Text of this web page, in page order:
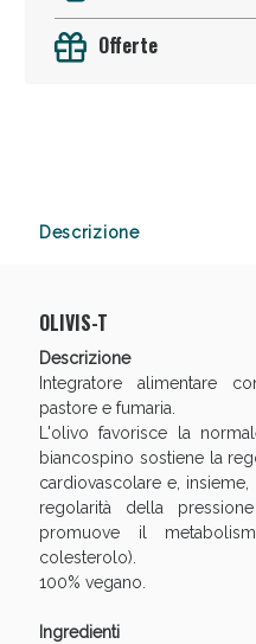
Offerte
Descrizione
OLIVIS-T
Descrizione
Integratore alimentare
pastore e fumaria.
L'olivo favorisce la
biancospino sostiene la
cardiovascolare e,
regolarità della
promuove il
colesterolo).
100% vegano.
Ingredienti